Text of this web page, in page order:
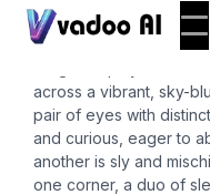
cartoon eyes
Imagine a playful
across a vibrant, sky-
pair of eyes with
and curious, eager to
another is sly and
one corner, a duo of